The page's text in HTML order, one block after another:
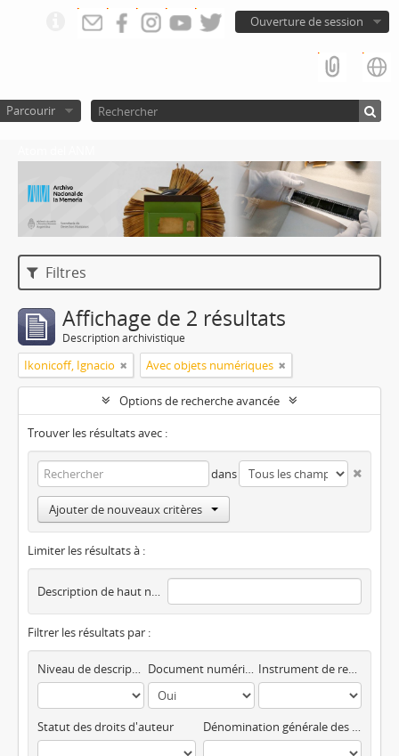
Ouverture de session
Parcourir
Filtres
Affichage de 2 résultats
Description archivistique
Ikonicoff, Ignacio Avec objets numériques
Options de recherche avancée
Trouver les résultats avec :
dans
Ajouter de nouveaux critères
Limiter les résultats à :
Description de haut niveau
Filtrer les résultats par :
Niveau de description Document numérique disponible Instrument de recherche
Statut des droits d'auteur Dénomination générale des documents